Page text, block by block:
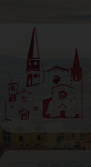
content